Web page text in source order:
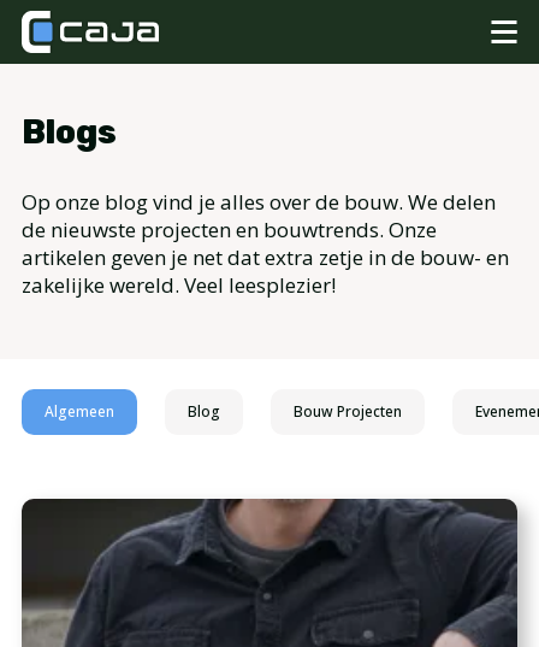
Blogs
Op onze blog vind je alles over de bouw. We delen
de nieuwste projecten en bouwtrends. Onze
artikelen geven je net dat extra zetje in de bouw- en
zakelijke wereld. Veel leesplezier!
Algemeen Blog Bouw Projecten